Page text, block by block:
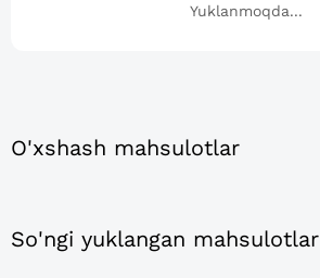
Yuklanmoqda...
O'xshash mahsulotlar
So'ngi yuklangan mahsulotlar